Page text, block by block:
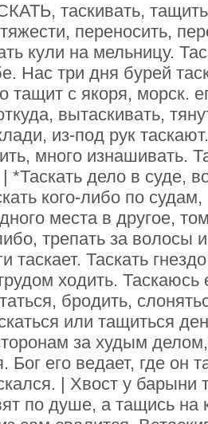
таскивать,
переносить,
кули на мельницу.
Нас три дня бурей
тащит с якоря, морск.
вытаскивать,
из-под рук
много изнашивать.
| *Таскать дело в суде,
кого-либо по
места в другое,
трепать за волосы
таскает. Таскать
ходить.
бродить,
или тащиться
за худым
Бог его ведает, где он
| Хвост у барыни
по душе, а тащись на